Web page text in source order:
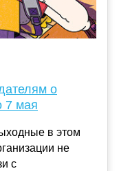
о
7 мая
в этом
не
с